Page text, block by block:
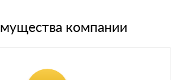
компании